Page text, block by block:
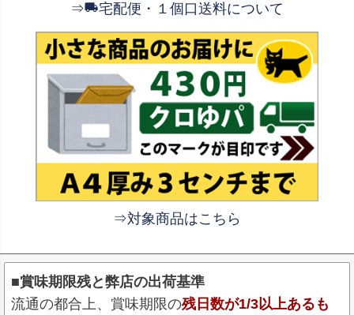
⇒ 宅配便・１個口送料について
⇒対象商品はこちら
■賞味期限残と弊店の出荷基準
流通の都合上、賞味期限の残日数が1/3以上あるも